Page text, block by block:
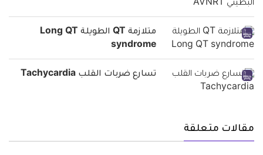
متلازمة QT الطويلة Long QT
syndrome
تسارع ضربات القلب Tachycardia
مقالات متعلقة